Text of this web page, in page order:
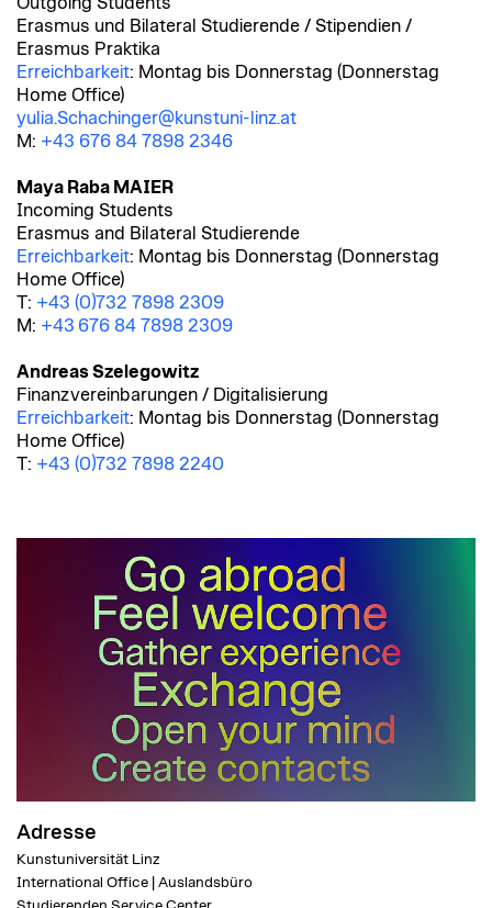
Outgoing Students
Erasmus und Bilateral Studierende / Stipendien /
Erasmus Praktika
Erreichbarkeit: Montag bis Donnerstag (Donnerstag
Home Office)
yulia.Schachinger@kunstuni-linz.at
M: +43 676 84 7898 2346
Maya Raba MAIER
Incoming Students
Erasmus and Bilateral Studierende
Erreichbarkeit: Montag bis Donnerstag (Donnerstag
Home Office)
T: +43 (0)732 7898 2309
M: +43 676 84 7898 2309
Andreas Szelegowitz
Finanzvereinbarungen / Digitalisierung
Erreichbarkeit: Montag bis Donnerstag (Donnerstag
Home Office)
T: +43 (0)732 7898 2240
Adresse
Kunstuniversität Linz
International Office | Auslandsbüro